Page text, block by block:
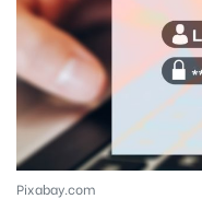
Pixabay.com